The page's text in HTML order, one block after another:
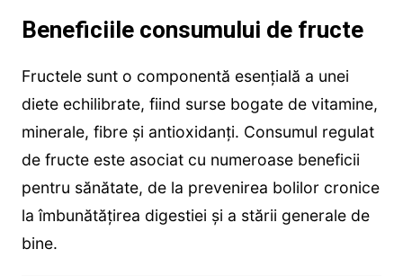
Beneficiile consumului de fructe
Fructele sunt o componentă esențială a unei
diete echilibrate, fiind surse bogate de vitamine,
minerale, fibre și antioxidanți. Consumul regulat
de fructe este asociat cu numeroase beneficii
pentru sănătate, de la prevenirea bolilor cronice
la îmbunătățirea digestiei și a stării generale de
bine.